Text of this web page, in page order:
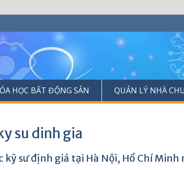
HỌC BẤT ĐỘNG SẢN QUẢN LÝ NHÀ
su dinh gia
kỹ sư định giá tại Hà Nội, Hồ Chí